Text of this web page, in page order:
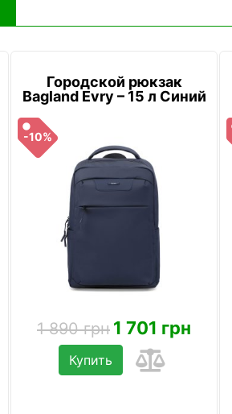
Городской рюкзак
Bagland Evry – 15 л Синий
-10%
1 890 грн 1 701 грн
Купить